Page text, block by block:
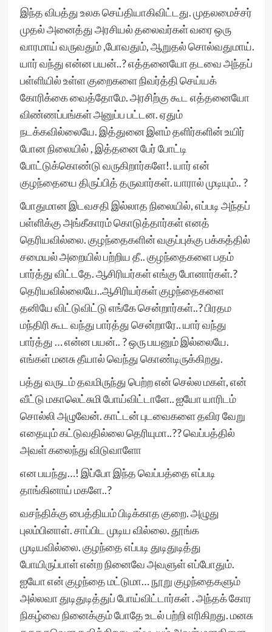
இந்த விபத்து உலக செய்தியாகிவிட்டது. முதலமைச்சர்
முதல் அனைத்து அரசியல் தலைவர்கள் வரை ஒரு
வாரமாய் வருவதும் ,போவதும், ஆறுதல் சொல்வதுமாய்.
யார் வந்து என்ன பயன்..? எத்தனையோ தடவை அந்தப்
பள்ளியில் உள்ள குறைகளை நிவர்த்தி செய்யக்
கோரிக்கை வைத்தோமே. அரசிற்கு கூட எத்தனையோ
விண்ணப்பங்கள் அனுப்ப பட்டன. ஏதும்
நடக்கவில்லையே. இத்துனை இளம் தளிர்களின் உயிர்
போன நிலையில் , இத்தனை பேர் போட்டி
போட்டுக்கொண்டு வருகிறார்களே!. யார் என்
குழந்தையை திருப்பித் தருவார்கள். யாரால் முடியும்.. ?
போதுமான இடவசதி இல்லாத நிலையில், எப்படி அந்தப்
பள்ளிக்கு அங்கீகாரம் கொடுத்தார்கள் எனத்
தெரியவில்லை. குழந்தைகளின் வகுப்புக்கு பக்கத்தில்
சமையல் அறையில் பற்றிய தீ.. குழந்தைகளை பதம்
பார்த்து விட்டதே. ஆசிரியர்கள் எங்கு போனார்கள்.?
தெரியவில்லையே..ஆசிரியர்கள் குழந்தைகளை
தனியே விட்டுவிட்டு எங்கே சென்றார்கள்..? பிரதம
மந்திரி கூட வந்து பார்த்து சென்றாரே.. யார் வந்து
பார்த்து … என்ன பயன்.. ? ஒரு பயனும் இல்லையே.
எங்கள் மனசு தீயால் வெந்து கொண்டிருக்கிறது.
பத்து வருடம் தவமிருந்து பெற்ற என் செல்ல மகள், என்
வீட்டு மகாலெட்சுமி போய்விட்டாளே.. ஐயோ யாரிடம்
சொல்லி அழுவேன். காட்டன் புடவைகளை தவிர வேறு
எதையும் கட்டுவதில்லை தெரியுமா..?? வெப்பத்தில்
அவள் கலைந்து விடுவாளோ
என பயந்து…! இப்போ இந்த வெப்பத்தை எப்படி
தாங்கினாய் மகளே..?
வசந்திக்கு பைத்தியம் பிடிக்காத குறை. அழுது
புலம்பினாள். சாப்பிட முடிய வில்லை. தூங்க
முடியவில்லை. குழந்தை எப்படி துடிதுடித்து
போயிருப்பாள் என்ற நினைவே அவளுள் எப்போதும்.
ஐயோ என் குழந்தை மட்டுமா… நூறு குழந்தைகளும்
அல்லவா துடிதுடித்துப் போய்விட்டார்கள் . அந்தக் கோர
நிகழ்வை நினைக்கும் போதே உடல் பற்றி எரிகிறது. மனசு